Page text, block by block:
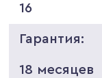
16
Гарантия:
18 месяцев